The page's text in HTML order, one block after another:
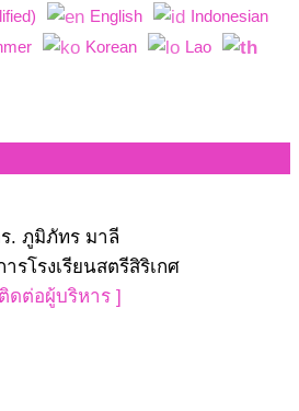
English
Indonesian
Korean
Lao
. ภูมิภัทร มาลี
รโรงเรียนสตรีสิริเกศ
ดต่อผู้บริหาร ]